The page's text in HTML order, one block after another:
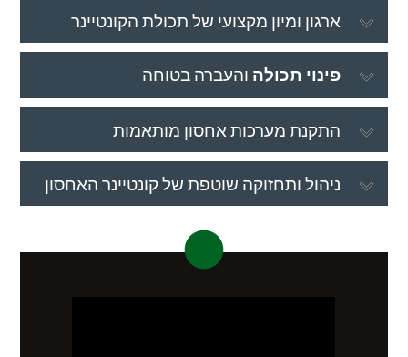
ארגון ומיון מקצועי של תכולת הקונטיינר
פינוי תכולה והעברה בטוחה
התקנת מערכות אחסון מותאמות
ניהול ותחזוקה שוטפת של קונטיינר האחסון